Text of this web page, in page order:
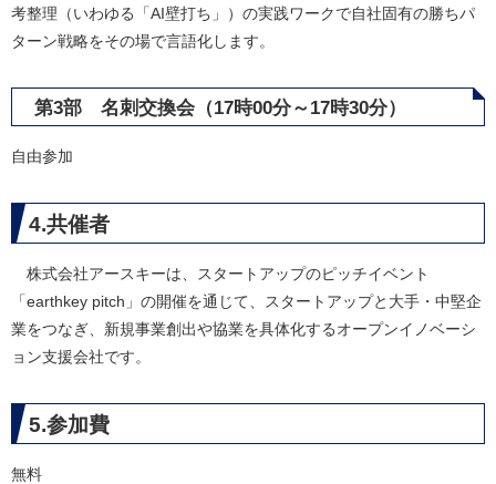
考整理（いわゆる「AI壁打ち」）の実践ワークで自社固有の勝ちパ
ターン戦略をその場で言語化します。
第3部 名刺交換会（17時00分～17時30分）
自由参加
4.共催者
株式会社アースキーは、スタートアップのピッチイベント
「earthkey pitch」の開催を通じて、スタートアップと大手・中堅企
業をつなぎ、新規事業創出や協業を具体化するオープンイノベーシ
ョン支援会社です。
5.参加費
無料